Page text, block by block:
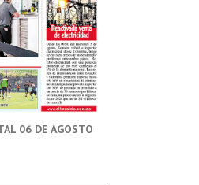
06 DE AGOSTO